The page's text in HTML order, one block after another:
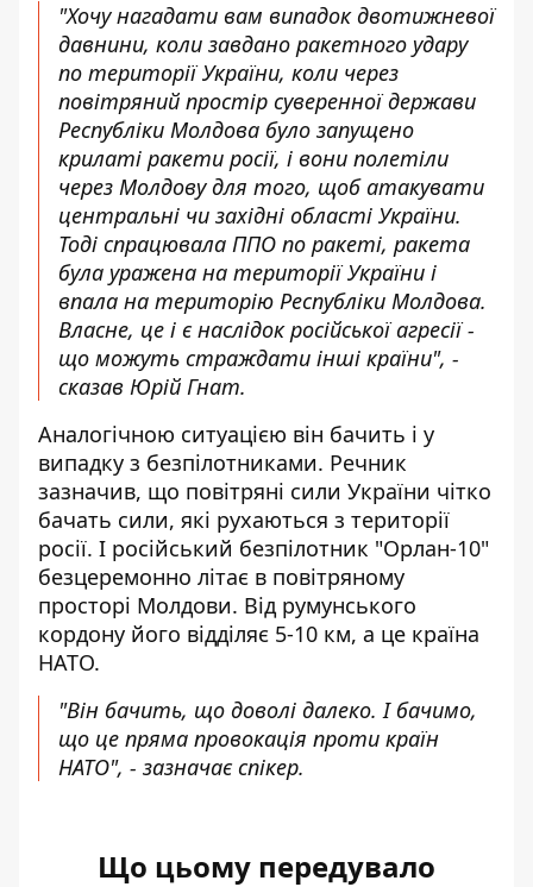
"Хочу нагадати вам випадок двотижневої
давнини, коли завдано ракетного удару
по території України, коли через
повітряний простір суверенної держави
Республіки Молдова було запущено
крилаті ракети росії, і вони полетіли
через Молдову для того, щоб атакувати
центральні чи західні області України.
Тоді спрацювала ППО по ракеті, ракета
була уражена на території України і
впала на територію Республіки Молдова.
Власне, це і є наслідок російської агресії -
що можуть страждати інші країни", -
сказав Юрій Гнат.
Аналогічною ситуацією він бачить і у
випадку з безпілотниками. Речник
зазначив, що повітряні сили України чітко
бачать сили, які рухаються з території
росії. І російський безпілотник "Орлан-10"
безцеремонно літає в повітряному
просторі Молдови. Від румунського
кордону його відділяє 5-10 км, а це країна
НАТО.
"Він бачить, що доволі далеко. І бачимо,
що це пряма провокація проти країн
НАТО", - зазначає спікер.
Що цьому передувало